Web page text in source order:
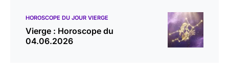
HOROSCOPE DU JOUR VIERGE
Vierge : Horoscope du
04.06.2026